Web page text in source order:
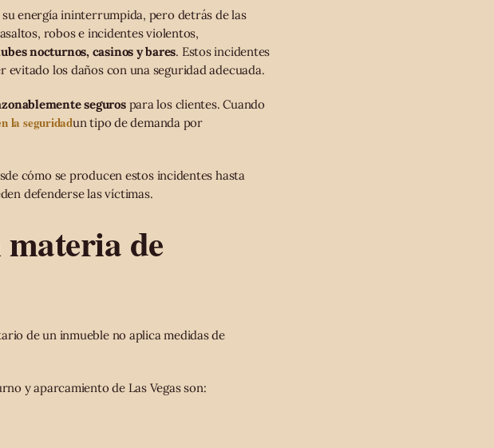
energía ininterrumpida, pero detrás de las
robos e incidentes violentos,
nocturnos, casinos y bares. Estos incidentes
los daños con una seguridad adecuada.
segurospara los clientes. Cuando
la seguridadun tipo de demanda por
cómo se producen estos incidentes hasta
defenderse las víctimas.
materia de
de un inmueble no aplica medidas de
y aparcamiento de Las Vegas son: